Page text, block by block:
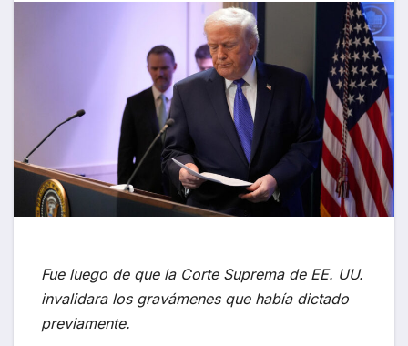
Fue luego de que la Corte Suprema de EE. UU.
invalidara los gravámenes que había dictado
previamente.